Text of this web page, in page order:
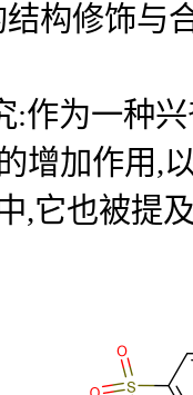
构修饰与
:作为一种
增加作用,
,它也被提